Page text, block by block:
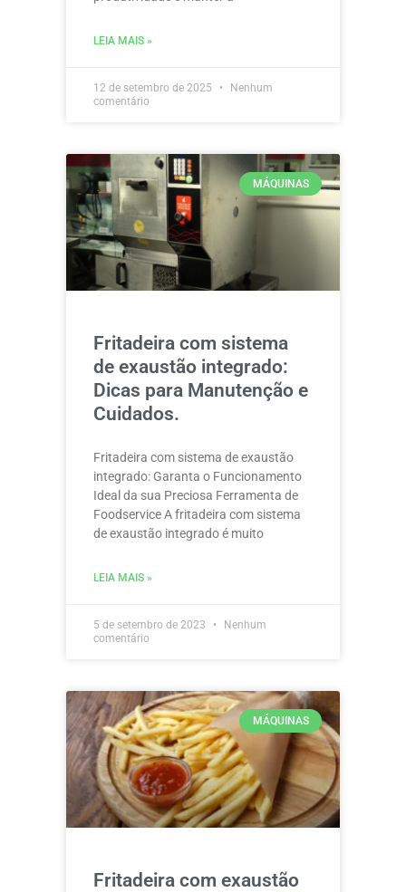
LEIA MAIS »
12 de setembro de 2025
Nenhum
comentário
MÁQUINAS
Fritadeira com sistema
de exaustão integrado:
Dicas para Manutenção e
Cuidados.
Fritadeira com sistema de exaustão
integrado: Garanta o Funcionamento
Ideal da sua Preciosa Ferramenta de
Foodservice A fritadeira com sistema
de exaustão integrado é muito
LEIA MAIS »
5 de setembro de 2023
Nenhum
comentário
MÁQUINAS
Fritadeira com exaustão